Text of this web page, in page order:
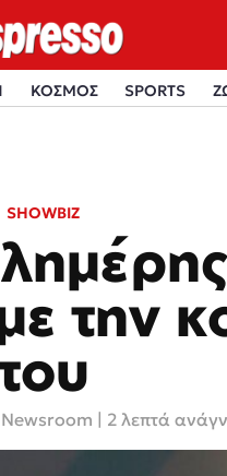
ΚΟΣΜΟΣ SPORTS
SHOWBIZ
την
Newsroom | 2 λεπτά